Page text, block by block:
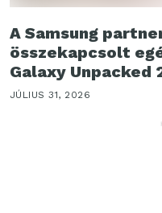
A Samsung
összekapcsolt
Galaxy Unpacked
JÚLIUS 31, 2026